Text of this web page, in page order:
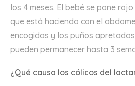
los 4 meses. El bebé se pone
que está haciendo con el
encogidas y los puños
pueden permanecer hasta 3
¿Qué causa los cólicos del